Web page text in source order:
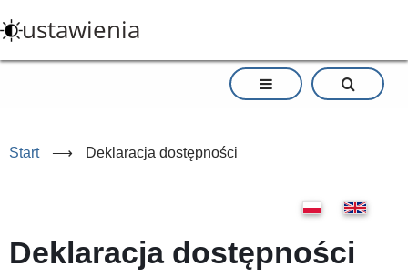
do
treści
ustawienia
Start ⟶ Deklaracja dostępności
Deklaracja dostępności